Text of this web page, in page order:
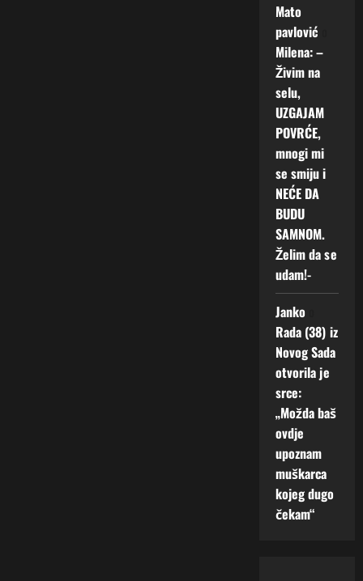
Mato
pavlović
Milena: –
Živim na
selu,
UZGAJAM
POVRĆE,
mnogi mi
se smiju i
NEĆE DA
BUDU
SAMNOM.
Želim da se
udam!-
Janko
Rada (38) iz
Novog Sada
otvorila je
srce:
„Možda baš
ovdje
upoznam
muškarca
kojeg dugo
čekam“